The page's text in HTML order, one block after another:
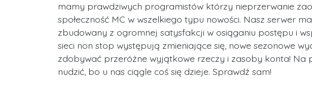
mamy prawdziwych programistów którzy nieprzerwanie
społeczność MC w wszelkiego typu nowości. Nasz serwer
zbudowany z ogromnej satysfakcji w osiąganiu postępu i
sieci non stop występują zmieniające się, nowe sezonowe
zdobywać przeróżne wyjątkowe rzeczy i zasoby konta! Na
nudzić, bo u nas ciągle coś się dzieje. Sprawdź sam!